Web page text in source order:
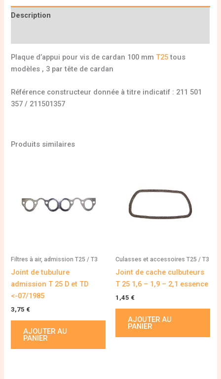
Description
Plaque d’appui pour vis de cardan 100 mmT25tous
modèles , 3 par tête de cardan
Référence constructeur donnée à titre indicatif : 211 501
357 / 211501357
Produits similaires
Filtres à air, admission T25 / T3
Joint de tubulure
admission T 25 D et TD
<-07/1985
3,75 €
AJOUTER AU
PANIER
Culasses et accessoires T25 / T3
Joint de cache culbuteurs
T 25 1,6 – 1,9 – 2,1 essence
1,45 €
AJOUTER AU
PANIER